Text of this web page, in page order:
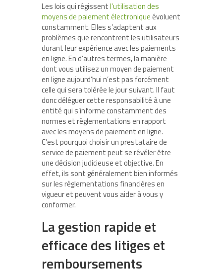
Les lois qui régissentl’utilisation des
moyens de paiement électroniqueévoluent
constamment. Elles s’adaptent aux
problèmes que rencontrent les utilisateurs
durant leur expérience avec les paiements
en ligne. En d’autres termes, la manière
dont vous utilisez un moyen de paiement
en ligne aujourd’hui n’est pas forcément
celle qui sera tolérée le jour suivant. Il faut
donc déléguer cette responsabilité à une
entité qui s’informe constamment des
normes et règlementations en rapport
avec les moyens de paiement en ligne.
C’est pourquoi choisir un prestataire de
service de paiement peut se révéler être
une décision judicieuse et objective. En
effet, ils sont généralement bien informés
sur les règlementations financières en
vigueur et peuvent vous aider à vous y
conformer.
La gestion rapide et
efficace des litiges et
remboursements